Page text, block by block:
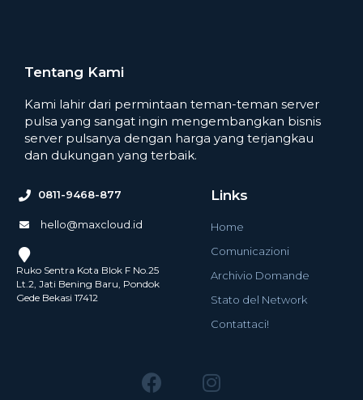
Tentang Kami
Kami lahir dari permintaan teman-teman server
pulsa yang sangat ingin mengembangkan bisnis
server pulsanya dengan harga yang terjangkau
dan dukungan yang terbaik.
0811-9468-877
hello@maxcloud.id
Ruko Sentra Kota Blok F No.25
Lt.2, Jati Bening Baru, Pondok
Gede Bekasi 17412
Links
Home
Comunicazioni
Archivio Domande
Stato del Network
Contattaci!